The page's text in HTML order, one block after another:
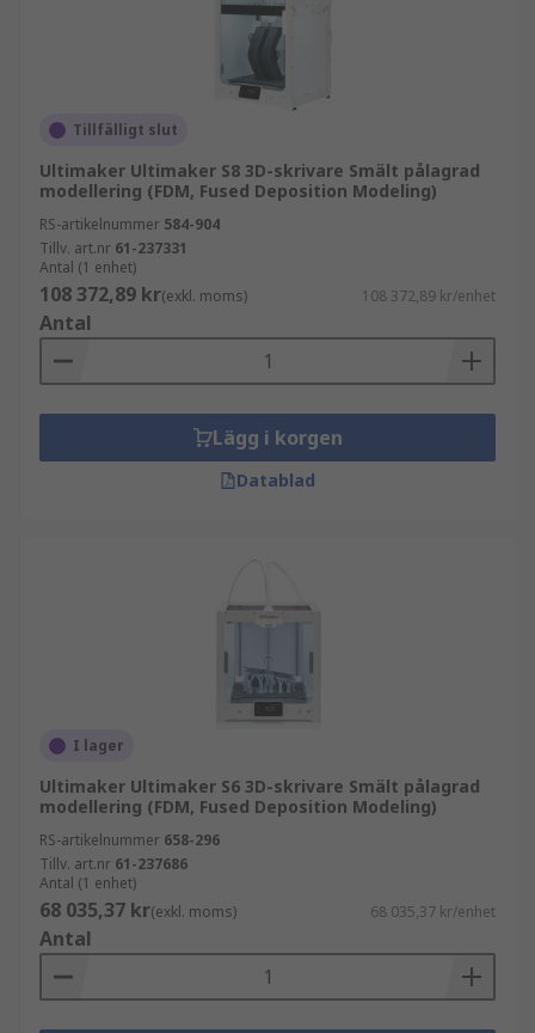
Tillfälligt slut
Ultimaker Ultimaker S8 3D-skrivare Smält pålagrad
modellering (FDM, Fused Deposition Modeling)
RS-artikelnummer 584-904
Tillv. art.nr 61-237331
Antal (1 enhet)
108 372,89 kr(exkl. moms) 108 372,89 kr/enhet
Antal
Lägg i korgen
Datablad
I lager
Ultimaker Ultimaker S6 3D-skrivare Smält pålagrad
modellering (FDM, Fused Deposition Modeling)
RS-artikelnummer 658-296
Tillv. art.nr 61-237686
Antal (1 enhet)
68 035,37 kr(exkl. moms) 68 035,37 kr/enhet
Antal